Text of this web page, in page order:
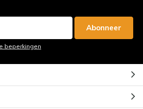
Abonneer
beperkingen